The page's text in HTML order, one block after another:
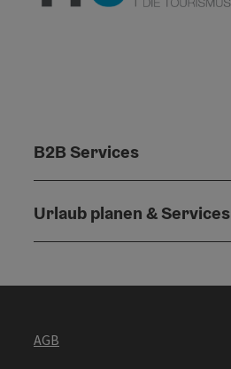
B2B Services
Urlaub planen & Services
AGB